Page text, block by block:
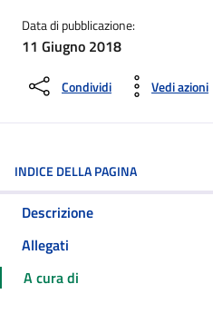
Data di pubblicazione:
11 Giugno 2018
Condividi Vedi azioni
INDICE DELLA PAGINA
Descrizione
Allegati
A cura di